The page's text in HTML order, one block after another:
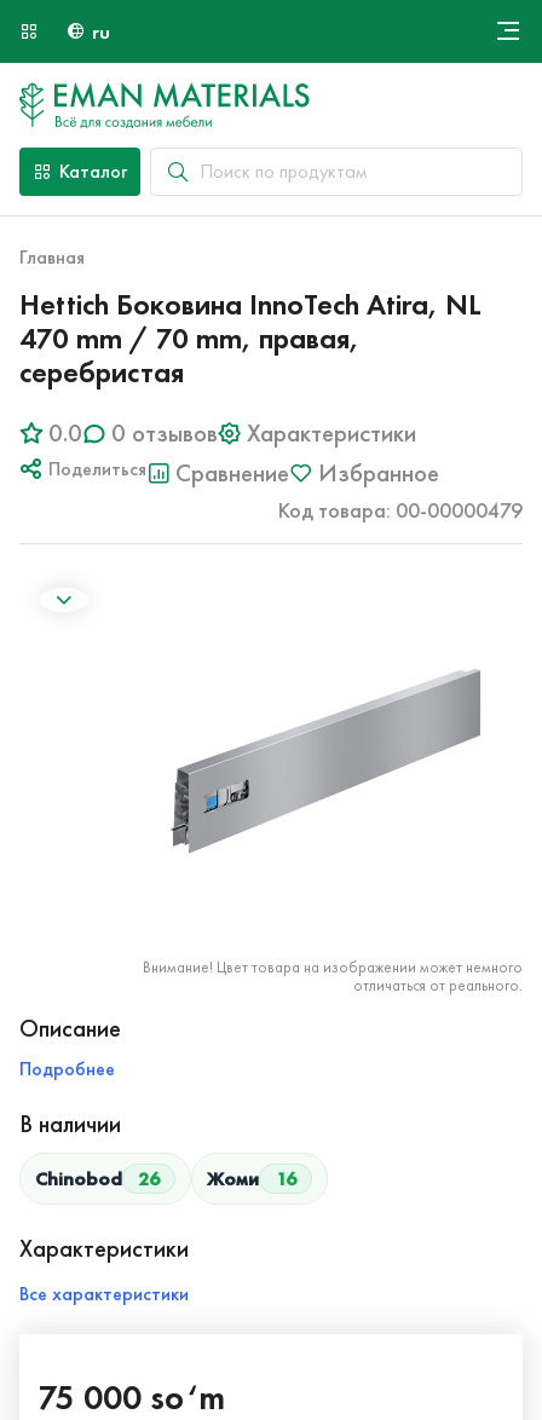
ru
Оплата и доставка
Каталог
Главная
Hettich Боковина InnoTech Atira, NL
470 mm / 70 mm, правая,
серебристая
0.0 0 отзывов Характеристики
Поделиться Сравнение Избранное
Код товара: 00-00000479
Внимание! Цвет товара на изображении может немного
отличаться от реального.
Описание
Подробнее
В наличии
Chinobod 26 Жоми 16
Характеристики
Все характеристики
75 000 so‘m